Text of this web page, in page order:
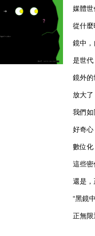
媒體
從什麼
鏡中，
是世代
鏡外的
放大
我們如
好奇
數位
這些密
還是，
“黑鏡
正無限